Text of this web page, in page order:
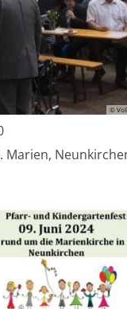
©
Marien,